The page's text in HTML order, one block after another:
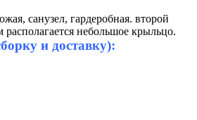
санузел, гардеробная. второй
небольшое крыльцо.
и доставку):